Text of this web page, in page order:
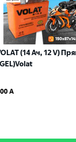
(14 Ач, 12 V)
A